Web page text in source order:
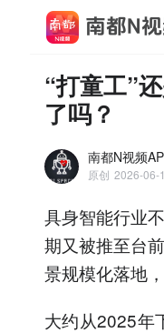
“打童工”
了吗？
南都N视频
原创 2026-06-
具身智能行业
期又被推至台
景规模化落地
大约从2025年